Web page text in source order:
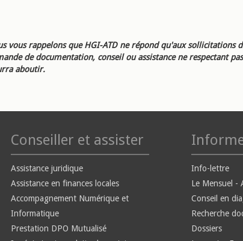
vous rappelons que HGI-ATD ne répond qu'aux sollicitations
de documentation, conseil ou assistance ne respectant
aboutir.
Conseiller et assister
Assistance juridique
Assistance en finances locales
Accompagnement Numérique et
Informatique
Prestation DPO Mutualisé
Info-lettre
Le Mensuel -
Conseil en
Recherche
Dossiers